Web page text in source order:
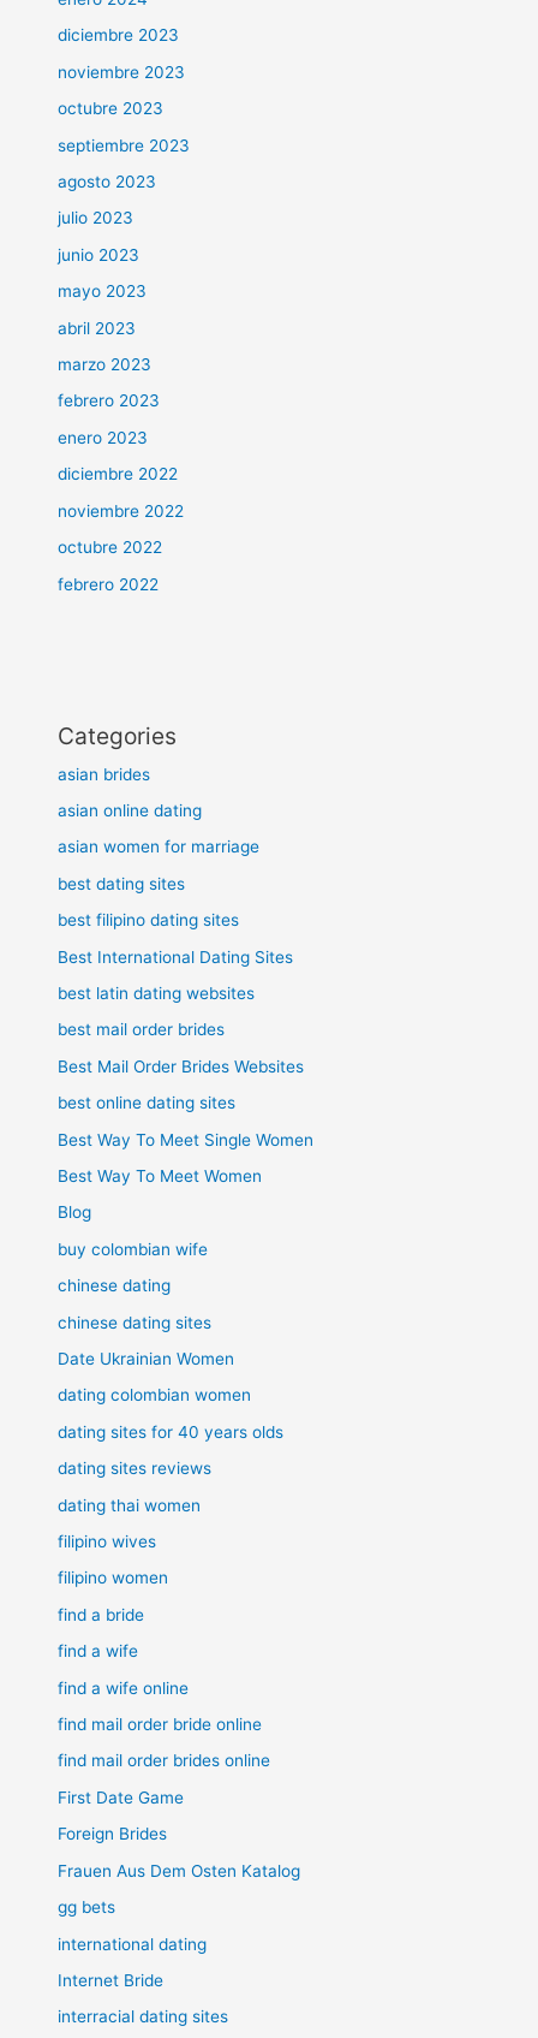
diciembre 2023
noviembre 2023
octubre 2023
septiembre 2023
agosto 2023
julio 2023
junio 2023
mayo 2023
abril 2023
marzo 2023
febrero 2023
enero 2023
diciembre 2022
noviembre 2022
octubre 2022
febrero 2022
Categories
asian brides
asian online dating
asian women for marriage
best dating sites
best filipino dating sites
Best International Dating Sites
best latin dating websites
best mail order brides
Best Mail Order Brides Websites
best online dating sites
Best Way To Meet Single Women
Best Way To Meet Women
Blog
buy colombian wife
chinese dating
chinese dating sites
Date Ukrainian Women
dating colombian women
dating sites for 40 years olds
dating sites reviews
dating thai women
filipino wives
filipino women
find a bride
find a wife
find a wife online
find mail order bride online
find mail order brides online
First Date Game
Foreign Brides
Frauen Aus Dem Osten Katalog
gg bets
international dating
Internet Bride
interracial dating sites